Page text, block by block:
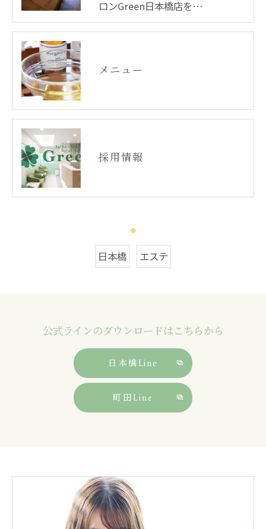
ロンGreen日本橋店を…
メニュー
採用情報
日本橋 エステ
公式ラインのダウンロードはこちらから
日本橋Line
町田Line